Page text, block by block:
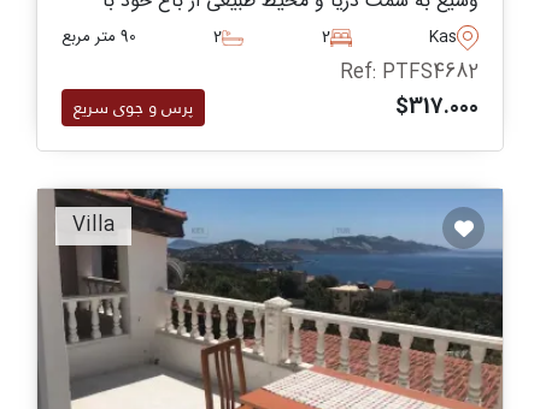
استخر خصوصی برای لذت بردن برخوردار است.
Kas
2
2 90 متر مربع
Ref: PTFS4682
$317.000 پرس و جوی سریع
Villa